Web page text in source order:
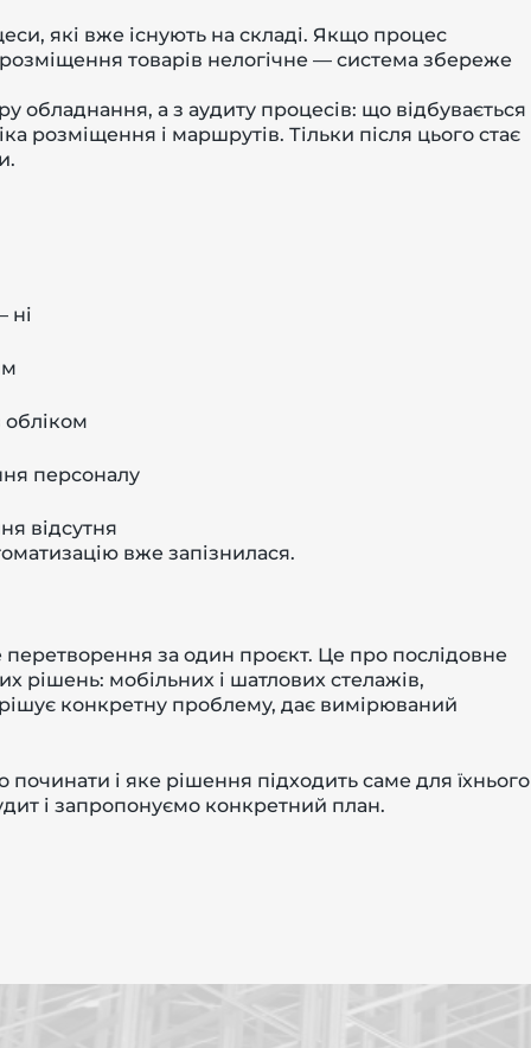
які вже існують на складі. Якщо процес
товарів нелогічне — система збереже
а з аудиту процесів: що відбувається
розміщення і маршрутів. Тільки після цього стає
ні
обліком
персоналу
відсутня
вже запізнилася.
за один проєкт. Це про послідовне
рішень: мобільних і шатлових стелажів,
конкретну проблему, дає вимірюваний
і яке рішення підходить саме для їхнього
і запропонуємо конкретний план.